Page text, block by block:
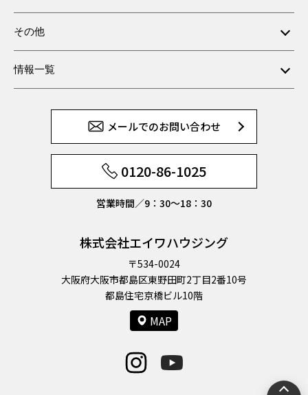
その他
情報一覧
メールでのお問い合わせ
0120-86-1025
営業時間／9：30〜18：30
株式会社エイワハウジング
〒534-0024
大阪府大阪市都島区東野田町2丁目2番10号
都島住宅京橋ビル10階
MAP